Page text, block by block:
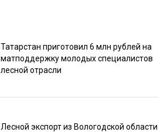
Татарстан приготовил 6 млн рублей на
матподдержку молодых специалистов
лесной отрасли
Лесной экспорт из Вологодской области